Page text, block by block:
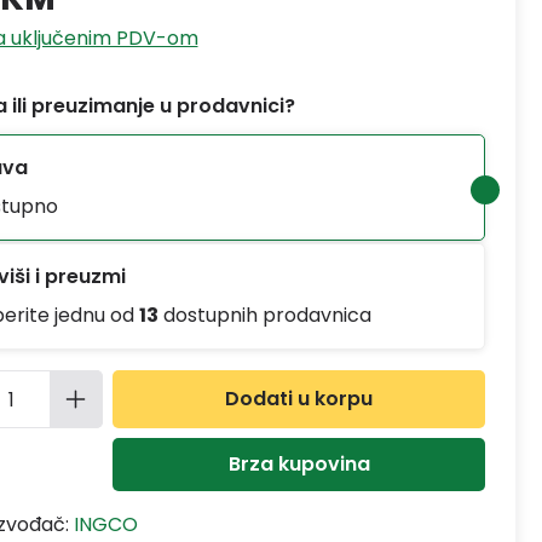
uključenim PDV-om
ili preuzimanje u prodavnici?
i preuzmi
jednu od13 dostupnih prodavnica
proizvoda: Unesite željenu
Dodati u korpu
Brza kupovina
INGCO